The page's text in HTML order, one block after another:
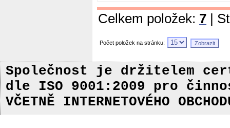
Celkem položek: 7 |
Počet položek na stránku:
Společnost je držitelem
dle ISO 9001:2009 pro
VČETNĚ INTERNETOVÉHO